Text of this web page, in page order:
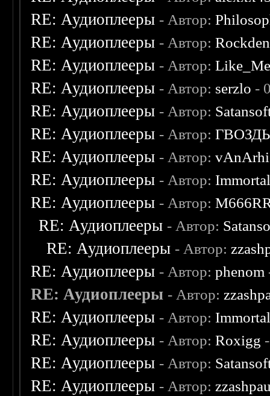
RE: Аудиоплееры - Автор:
RE: Аудиоплееры - Автор:Rockden
RE: Аудиоплееры - Автор:
RE: Аудиоплееры - Автор: serzlo -
RE: Аудиоплееры - Автор:
RE: Аудиоплееры - Автор:ГВОЗДЬ
RE: Аудиоплееры - Автор:
RE: Аудиоплееры - Автор:
RE: Аудиоплееры - Автор:
RE: Аудиоплееры - Автор:
RE: Аудиоплееры - Автор:
RE: Аудиоплееры - Автор:phenom
RE: Аудиоплееры - Автор:
RE: Аудиоплееры - Автор:
RE: Аудиоплееры - Автор:Roxigg
RE: Аудиоплееры - Автор:
RE: Аудиоплееры - Автор: